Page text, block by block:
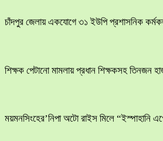
চাঁদপুর জেলায় একযোগে ৩১ ইউপি প্রশাসনিক
শিক্ষক পেটানো মামলায় প্রধান শিক্ষকসহ তিনজন
ময়মনসিংহের’নিপা অটো রাইস মিলে “ইস্পাহানি